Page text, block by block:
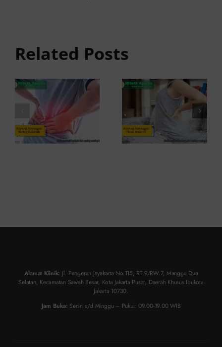
Related Posts
Sering
Kambuh
dan Cara
Atasinya
Penyebab
dan
Solusinya
Alamat Klinik: Jl. Pangeran Jayakarta No.115, RT.9/RW.7, Mangga Dua
Selatan, Kecamatan Sawah Besar, Kota Jakarta Pusat, Daerah Khusus Ibukota
Jakarta 10730.
Jam Buka: Senin s/d Minggu – Pukul: 09.00-19.00 WIB